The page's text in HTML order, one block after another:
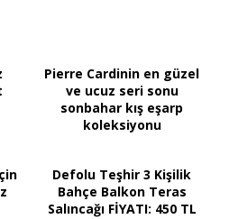
Pierre Cardinin en güzel
ve ucuz seri sonu
sonbahar kış eşarp
koleksiyonu
Defolu Teşhir 3 Kişilik
Bahçe Balkon Teras
Salıncağı FİYATI: 450 TL